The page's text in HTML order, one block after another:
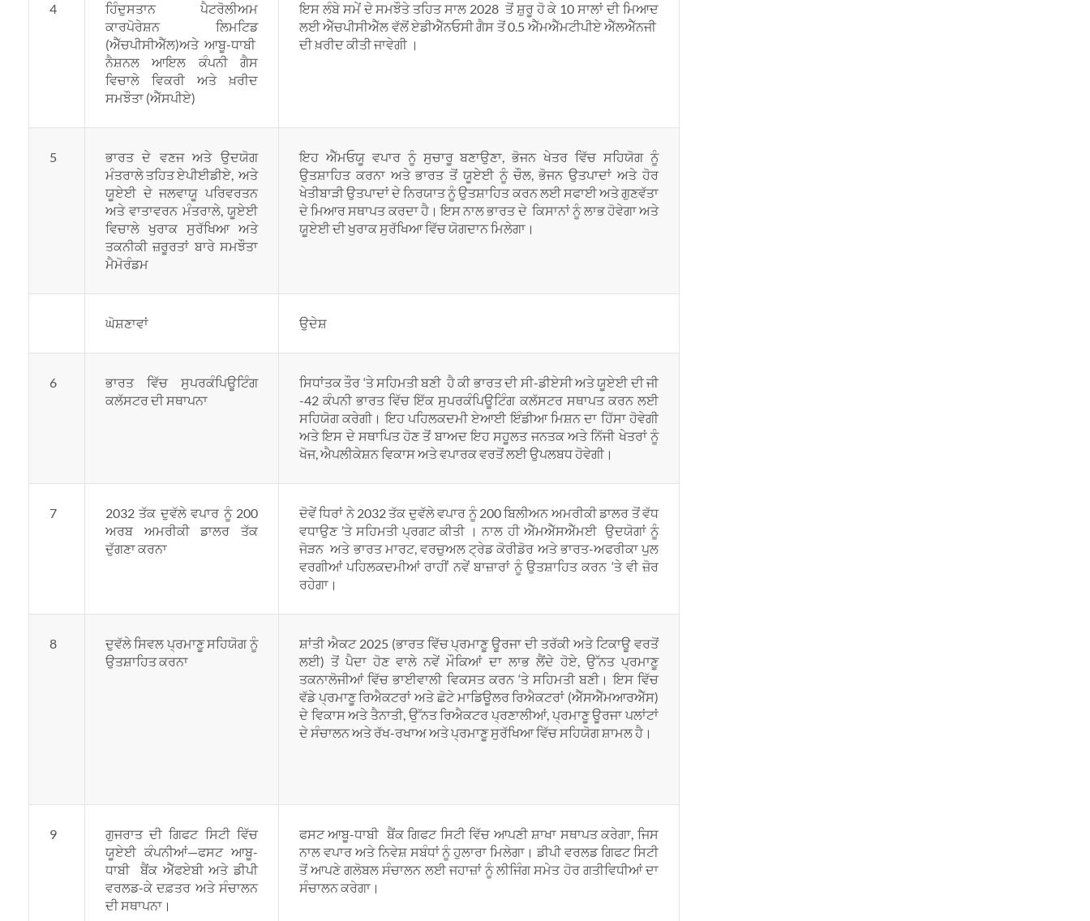
4
ਹਿੰਦੁਸਤਾਨ ਪੈਟਰੋਲੀਅਮ
ਕਾਰਪੋਰੇਸ਼ਨ ਲਿਮਟਿਡ
(ਐੱਚਪੀਸੀਐੱਲ)ਅਤੇ ਆਬੂ-ਧਾਬੀ
ਨੈਸ਼ਨਲ ਆਇਲ ਕੰਪਨੀ ਗੈਸ
ਵਿਚਾਲੇ ਵਿਕਰੀ ਅਤੇ ਖ਼ਰੀਦ
ਸਮਝੌਤਾ (ਐੱਸਪੀਏ)
ਇਸ ਲੰਬੇ ਸਮੇਂ ਦੇ ਸਮਝੌਤੇ ਤਹਿਤ ਸਾਲ 2028 ਤੋਂ ਸ਼ੁਰੂ ਹੋ ਕੇ 10 ਸਾਲਾਂ ਦੀ ਮਿਆਦ
ਲਈ ਐੱਚਪੀਸੀਐੱਲ ਵੱਲੋਂ ਏਡੀਐੱਨਓਸੀ ਗੈਸ ਤੋਂ 0.5 ਐੱਮਐੱਮਟੀਪੀਏ ਐੱਲਐੱਨਜੀ
ਦੀ ਖ਼ਰੀਦ ਕੀਤੀ ਜਾਵੇਗੀ ।
5
ਭਾਰਤ ਦੇ ਵਣਜ ਅਤੇ ਉਦਯੋਗ
ਮੰਤਰਾਲੇ ਤਹਿਤ ਏਪੀਈਡੀਏ, ਅਤੇ
ਯੂਏਈ ਦੇ ਜਲਵਾਯੂ ਪਰਿਵਰਤਨ
ਅਤੇ ਵਾਤਾਵਰਨ ਮੰਤਰਾਲੇ, ਯੂਏਈ
ਵਿਚਾਲੇ ਖੁਰਾਕ ਸੁਰੱਖਿਆ ਅਤੇ
ਤਕਨੀਕੀ ਜ਼ਰੂਰਤਾਂ ਬਾਰੇ ਸਮਝੌਤਾ
ਮੈਮੋਰੰਡਮ
ਇਹ ਐੱਮਓਯੂ ਵਪਾਰ ਨੂੰ ਸੁਚਾਰੂ ਬਣਾਉਣਾ, ਭੋਜਨ ਖੇਤਰ ਵਿੱਚ ਸਹਿਯੋਗ ਨੂੰ
ਉਤਸ਼ਾਹਿਤ ਕਰਨਾ ਅਤੇ ਭਾਰਤ ਤੋਂ ਯੂਏਈ ਨੂੰ ਚੌਲ, ਭੋਜਨ ਉਤਪਾਦਾਂ ਅਤੇ ਹੋਰ
ਖੇਤੀਬਾੜੀ ਉਤਪਾਦਾਂ ਦੇ ਨਿਰਯਾਤ ਨੂੰ ਉਤਸ਼ਾਹਿਤ ਕਰਨ ਲਈ ਸਫਾਈ ਅਤੇ ਗੁਣਵੱਤਾ
ਦੇ ਮਿਆਰ ਸਥਾਪਤ ਕਰਦਾ ਹੈ। ਇਸ ਨਾਲ ਭਾਰਤ ਦੇ ਕਿਸਾਨਾਂ ਨੂੰ ਲਾਭ ਹੋਵੇਗਾ ਅਤੇ
ਯੂਏਈ ਦੀ ਖੁਰਾਕ ਸੁਰੱਖਿਆ ਵਿੱਚ ਯੋਗਦਾਨ ਮਿਲੇਗਾ।
ਘੋਸ਼ਣਾਵਾਂ ਉਦੇਸ਼
6
ਭਾਰਤ ਵਿੱਚ ਸੁਪਰਕੰਪਿਊਟਿੰਗ
ਕਲੱਸਟਰ ਦੀ ਸਥਾਪਨਾ
ਸਿਧਾਂਤਕ ਤੌਰ ‘ਤੇ ਸਹਿਮਤੀ ਬਣੀ ਹੈ ਕੀ ਭਾਰਤ ਦੀ ਸੀ-ਡੀਏਸੀ ਅਤੇ ਯੂਏਈ ਦੀ ਜੀ
-42 ਕੰਪਨੀ ਭਾਰਤ ਵਿੱਚ ਇੱਕ ਸੁਪਰਕੰਪਿਊਟਿੰਗ ਕਲੱਸਟਰ ਸਥਾਪਤ ਕਰਨ ਲਈ
ਸਹਿਯੋਗ ਕਰੇਗੀ। ਇਹ ਪਹਿਲਕਦਮੀ ਏਆਈ ਇੰਡੀਆ ਮਿਸ਼ਨ ਦਾ ਹਿੱਸਾ ਹੋਵੇਗੀ
ਅਤੇ ਇਸ ਦੇ ਸਥਾਪਿਤ ਹੋਣ ਤੋਂ ਬਾਅਦ ਇਹ ਸਹੂਲਤ ਜਨਤਕ ਅਤੇ ਨਿੱਜੀ ਖੇਤਰਾਂ ਨੂੰ
ਖੋਜ, ਐਪਲੀਕੇਸ਼ਨ ਵਿਕਾਸ ਅਤੇ ਵਪਾਰਕ ਵਰਤੋਂ ਲਈ ਉਪਲਬਧ ਹੋਵੇਗੀ।
7
2032 ਤੱਕ ਦੁਵੱਲੇ ਵਪਾਰ ਨੂੰ 200
ਅਰਬ ਅਮਰੀਕੀ ਡਾਲਰ ਤੱਕ
ਦੁੱਗਣਾ ਕਰਨਾ
ਦੋਵੇਂ ਧਿਰਾਂ ਨੇ 2032 ਤੱਕ ਦੁਵੱਲੇ ਵਪਾਰ ਨੂੰ 200 ਬਿਲੀਅਨ ਅਮਰੀਕੀ ਡਾਲਰ ਤੋਂ ਵੱਧ
ਵਧਾਉਣ ’ਤੇ ਸਹਿਮਤੀ ਪ੍ਰਗਟ ਕੀਤੀ । ਨਾਲ ਹੀ ਐੱਮਐੱਸਐੱਮਈ ਉਦਯੋਗਾਂ ਨੂੰ
ਜੋੜਨ ਅਤੇ ਭਾਰਤ ਮਾਰਟ, ਵਰਚੁਅਲ ਟ੍ਰੇਡ ਕੋਰੀਡੋਰ ਅਤੇ ਭਾਰਤ-ਅਫਰੀਕਾ ਪੁਲ
ਵਰਗੀਆਂ ਪਹਿਲਕਦਮੀਆਂ ਰਾਹੀਂ ਨਵੇਂ ਬਾਜ਼ਾਰਾਂ ਨੂੰ ਉਤਸ਼ਾਹਿਤ ਕਰਨ ‘ਤੇ ਵੀ ਜ਼ੋਰ
ਰਹੇਗਾ।
8
ਦੁਵੱਲੇ ਸਿਵਲ ਪ੍ਰਮਾਣੂ ਸਹਿਯੋਗ ਨੂੰ
ਉਤਸ਼ਾਹਿਤ ਕਰਨਾ
ਸ਼ਾਂਤੀ ਐਕਟ 2025 (ਭਾਰਤ ਵਿੱਚ ਪ੍ਰਮਾਣੂ ਊਰਜਾ ਦੀ ਤਰੱਕੀ ਅਤੇ ਟਿਕਾਊ ਵਰਤੋਂ
ਲਈ) ਤੋਂ ਪੈਦਾ ਹੋਣ ਵਾਲੇ ਨਵੇਂ ਮੌਕਿਆਂ ਦਾ ਲਾਭ ਲੈਂਦੇ ਹੋਏ, ਉੱਨਤ ਪ੍ਰਮਾਣੂ
ਤਕਨਾਲੋਜੀਆਂ ਵਿੱਚ ਭਾਈਵਾਲੀ ਵਿਕਸਤ ਕਰਨ ‘ਤੇ ਸਹਿਮਤੀ ਬਣੀ। ਇਸ ਵਿੱਚ
ਵੱਡੇ ਪ੍ਰਮਾਣੂ ਰਿਐਕਟਰਾਂ ਅਤੇ ਛੋਟੇ ਮਾਡਿਊਲਰ ਰਿਐਕਟਰਾਂ (ਐੱਸਐੱਮਆਰਐੱਸ)
ਦੇ ਵਿਕਾਸ ਅਤੇ ਤੈਨਾਤੀ, ਉੱਨਤ ਰਿਐਕਟਰ ਪ੍ਰਣਾਲੀਆਂ, ਪ੍ਰਮਾਣੂ ਊਰਜਾ ਪਲਾਂਟਾਂ
ਦੇ ਸੰਚਾਲਨ ਅਤੇ ਰੱਖ-ਰਖਾਅ ਅਤੇ ਪ੍ਰਮਾਣੂ ਸੁਰੱਖਿਆ ਵਿੱਚ ਸਹਿਯੋਗ ਸ਼ਾਮਲ ਹੈ।
9
ਗੁਜਰਾਤ ਦੀ ਗਿਫਟ ਸਿਟੀ ਵਿੱਚ
ਯੂਏਈ ਕੰਪਨੀਆਂ—ਫਸਟ ਆਬੂ-
ਧਾਬੀ ਬੈਂਕ ਐੱਫਏਬੀ ਅਤੇ ਡੀਪੀ
ਵਰਲਡ-ਕੇ ਦਫ਼ਤਰ ਅਤੇ ਸੰਚਾਲਨ
ਦੀ ਸਥਾਪਨਾ।
ਫਸਟ ਆਬੂ-ਧਾਬੀ ਬੈਂਕ ਗਿਫਟ ਸਿਟੀ ਵਿੱਚ ਆਪਣੀ ਸ਼ਾਖਾ ਸਥਾਪਤ ਕਰੇਗਾ, ਜਿਸ
ਨਾਲ ਵਪਾਰ ਅਤੇ ਨਿਵੇਸ਼ ਸਬੰਧਾਂ ਨੂੰ ਹੁਲਾਰਾ ਮਿਲੇਗਾ। ਡੀਪੀ ਵਰਲਡ ਗਿਫਟ ਸਿਟੀ
ਤੋਂ ਆਪਣੇ ਗਲੋਬਲ ਸੰਚਾਲਨ ਲਈ ਜਹਾਜ਼ਾਂ ਨੂੰ ਲੀਜਿੰਗ ਸਮੇਤ ਹੋਰ ਗਤੀਵਿਧੀਆਂ ਦਾ
ਸੰਚਾਲਨ ਕਰੇਗਾ।